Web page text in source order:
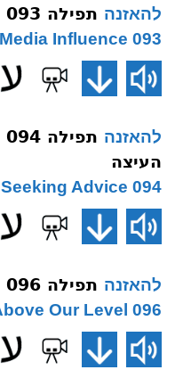
להאזנה תפילה 093 השיבה שופטינו
093 Media Influence
להאזנה
העיצה
094 Seeking Advice
להאזנה תפילה 096 ומלוך עלינו מלכות
096 Ellul: Going Above Our Level